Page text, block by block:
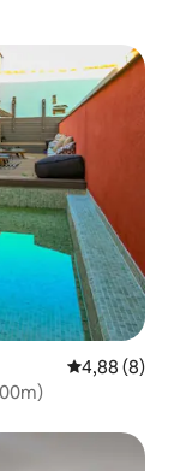
4,88 de uma
4,88 (8)